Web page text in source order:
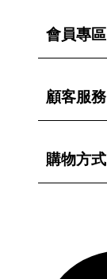
會員專區
顧客服務
購物方式